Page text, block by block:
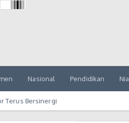
Nasional Pendidikan
Terus Bersinergi